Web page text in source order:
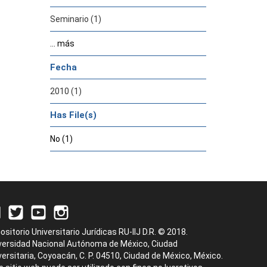
Seminario (1)
... más
Fecha
2010 (1)
Has File(s)
No (1)
Universitario Jurídicas RU-IIJ D.R. © 2018.
Nacional Autónoma de México, Ciudad
Coyoacán, C. P. 04510, Ciudad de México, México.